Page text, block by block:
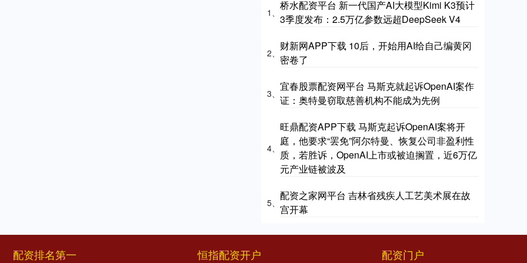
1、
桥水配资平台 新一代国产AI大模型Kimi K3预计
3季度发布：2.5万亿参数远超DeepSeek V4
2、
财新网APP下载 10后，开始用AI给自己编黄冈
密卷了
3、
宜春股票配资网平台 马斯克就起诉OpenAI案作
证：奥特曼窃取慈善机构不能成为先例
4、
旺鼎配资APP下载 马斯克起诉OpenAI案将开
庭，他要求“罢免”阿尔特曼、恢复公司非盈利性
质，若胜诉，OpenAI上市或被迫搁置，近6万亿
元产业链被波及
5、
配资之家网平台 吉林省残疾人工艺美术展在故
宫开幕
配资排名第一 恒指配资开户 配资门户